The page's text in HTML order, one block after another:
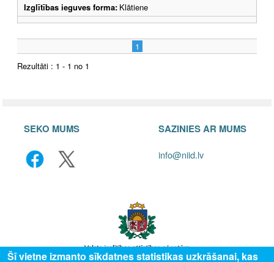
Izglītības ieguves forma: Klātiene
1
Rezultāti : 1 - 1 no 1
SEKO MUMS SAZINIES AR MUMS
info@niid.lv
Šī vietne izmanto sīkdatnes statistikas uzkrāšanai, kas